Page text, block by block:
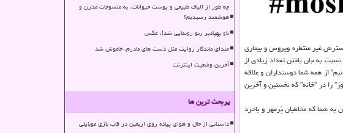
غیر منتظره ویروس و بیماری
به جان باختن تعداد زیادی از
از همه شما دوستداران و علاقه
را در "خانه" كه نخستین و آخرین
"دوره 100روزه" پیش رو، مصروف نزدیك تر شدن به شما كه مخاطبان پُرمهر و باخرد
چه طور از الیاف طبیعی و پوست حیوانات، به منسوجات مدرن و
هوشمند رسیدیم؟
ناو پهپادبر رنو رونمایی شد!، عکس
صدای ماندگار روایت مثل دست های مادرم، خاموش شد
آخرین وضعیت اینترنت
پربحث ترین ها
داستانی از حال و هوای پیاده روی اربعین در قاب بازی موبایلی